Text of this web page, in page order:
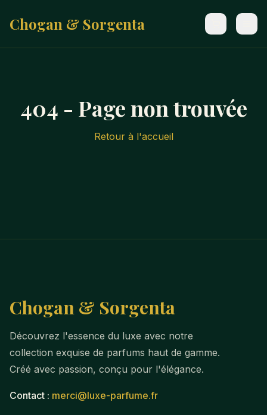
Chogan & Sorgenta
404 - Page non trouvée
Retour à l'accueil
Chogan & Sorgenta
Découvrez l'essence du luxe avec notre
collection exquise de parfums haut de gamme.
Créé avec passion, conçu pour l'élégance.
Contact : merci@luxe-parfume.fr